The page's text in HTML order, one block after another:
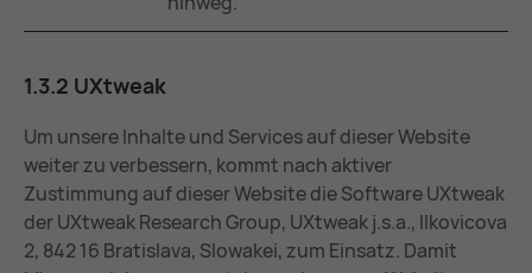
1.3.2 UXt­weak
Um unsere Inhalte und Services auf dieser Website
weiter zu verbessern, kommt nach aktiver
Zustimmung auf dieser Website die Software UXtweak
der UXtweak Research Group, UXtweak j.s.a., Ilkovicova
2, 842 16 Bratislava, Slowakei, zum Einsatz. Damit